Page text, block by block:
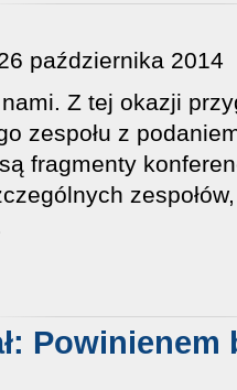
października 2014
Z tej okazji
zespołu z
fragmenty